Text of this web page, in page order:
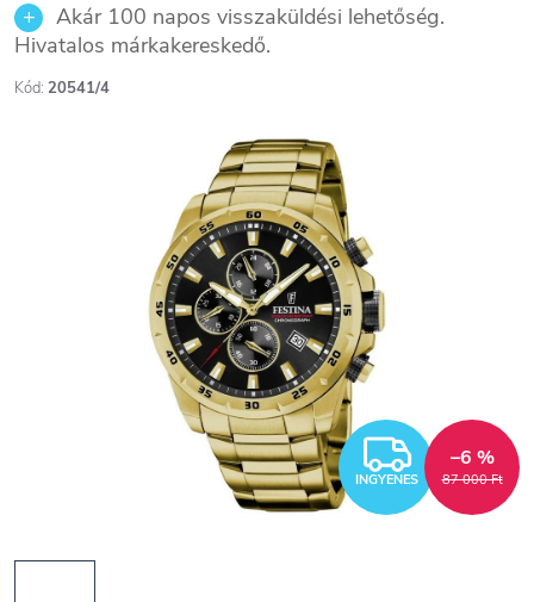
Akár 100 napos visszaküldési lehetőség.
Hivatalos márkakereskedő.
Kód: 20541/4
INGYENES 87 000 Ft
–6 %